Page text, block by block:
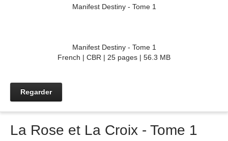
Manifest Destiny - Tome 1
Manifest Destiny - Tome 1
French | CBR | 25 pages | 56.3 MB
Regarder
La Rose et La Croix - Tome 1